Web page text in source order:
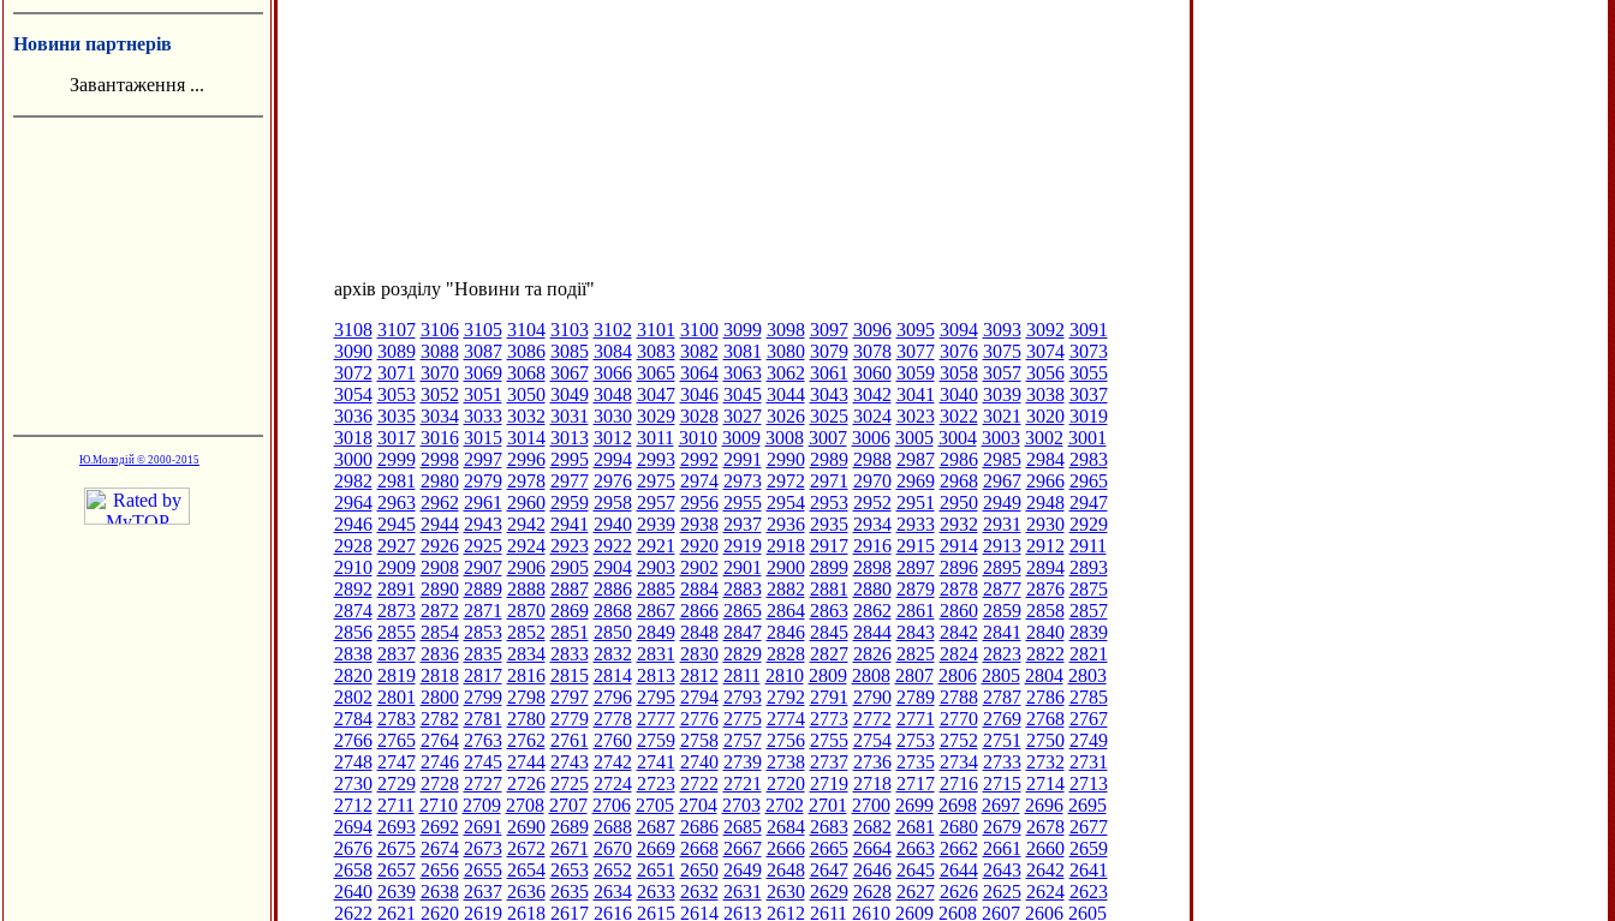
Новини партнерів
Завантаження ...
Ю.Молодій © 2000-2015
архів розділу "Новини та події"
3108 3107 3106 3105 3104 3103 3102 3101 3100 3099 3098 3097 3096 3095 3094 3093 3092 3091
3090 3089 3088 3087 3086 3085 3084 3083 3082 3081 3080 3079 3078 3077 3076 3075 3074 3073
3072 3071 3070 3069 3068 3067 3066 3065 3064 3063 3062 3061 3060 3059 3058 3057 3056 3055
3054 3053 3052 3051 3050 3049 3048 3047 3046 3045 3044 3043 3042 3041 3040 3039 3038 3037
3036 3035 3034 3033 3032 3031 3030 3029 3028 3027 3026 3025 3024 3023 3022 3021 3020 3019
3018 3017 3016 3015 3014 3013 3012 3011 3010 3009 3008 3007 3006 3005 3004 3003 3002 3001
3000 2999 2998 2997 2996 2995 2994 2993 2992 2991 2990 2989 2988 2987 2986 2985 2984 2983
2982 2981 2980 2979 2978 2977 2976 2975 2974 2973 2972 2971 2970 2969 2968 2967 2966 2965
2964 2963 2962 2961 2960 2959 2958 2957 2956 2955 2954 2953 2952 2951 2950 2949 2948 2947
2946 2945 2944 2943 2942 2941 2940 2939 2938 2937 2936 2935 2934 2933 2932 2931 2930 2929
2928 2927 2926 2925 2924 2923 2922 2921 2920 2919 2918 2917 2916 2915 2914 2913 2912 2911
2910 2909 2908 2907 2906 2905 2904 2903 2902 2901 2900 2899 2898 2897 2896 2895 2894 2893
2892 2891 2890 2889 2888 2887 2886 2885 2884 2883 2882 2881 2880 2879 2878 2877 2876 2875
2874 2873 2872 2871 2870 2869 2868 2867 2866 2865 2864 2863 2862 2861 2860 2859 2858 2857
2856 2855 2854 2853 2852 2851 2850 2849 2848 2847 2846 2845 2844 2843 2842 2841 2840 2839
2838 2837 2836 2835 2834 2833 2832 2831 2830 2829 2828 2827 2826 2825 2824 2823 2822 2821
2820 2819 2818 2817 2816 2815 2814 2813 2812 2811 2810 2809 2808 2807 2806 2805 2804 2803
2802 2801 2800 2799 2798 2797 2796 2795 2794 2793 2792 2791 2790 2789 2788 2787 2786 2785
2784 2783 2782 2781 2780 2779 2778 2777 2776 2775 2774 2773 2772 2771 2770 2769 2768 2767
2766 2765 2764 2763 2762 2761 2760 2759 2758 2757 2756 2755 2754 2753 2752 2751 2750 2749
2748 2747 2746 2745 2744 2743 2742 2741 2740 2739 2738 2737 2736 2735 2734 2733 2732 2731
2730 2729 2728 2727 2726 2725 2724 2723 2722 2721 2720 2719 2718 2717 2716 2715 2714 2713
2712 2711 2710 2709 2708 2707 2706 2705 2704 2703 2702 2701 2700 2699 2698 2697 2696 2695
2694 2693 2692 2691 2690 2689 2688 2687 2686 2685 2684 2683 2682 2681 2680 2679 2678 2677
2676 2675 2674 2673 2672 2671 2670 2669 2668 2667 2666 2665 2664 2663 2662 2661 2660 2659
2658 2657 2656 2655 2654 2653 2652 2651 2650 2649 2648 2647 2646 2645 2644 2643 2642 2641
2640 2639 2638 2637 2636 2635 2634 2633 2632 2631 2630 2629 2628 2627 2626 2625 2624 2623
2622 2621 2620 2619 2618 2617 2616 2615 2614 2613 2612 2611 2610 2609 2608 2607 2606 2605